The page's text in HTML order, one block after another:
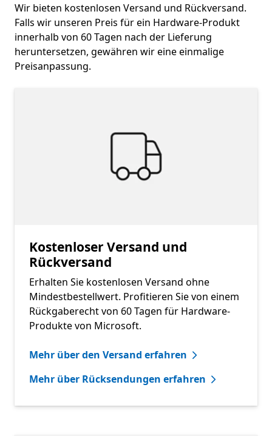
Wir bieten kostenlosen Versand und Rückversand.
Falls wir unseren Preis für ein Hardware-Produkt
innerhalb von 60 Tagen nach der Lieferung
heruntersetzen, gewähren wir eine einmalige
Preisanpassung.
Kostenloser Versand und
Rückversand
Erhalten Sie kostenlosen Versand ohne
Mindestbestellwert. Profitieren Sie von einem
Rückgaberecht von 60 Tagen für Hardware-
Produkte von Microsoft.
Mehr über den Versand erfahren
Mehr über Rücksendungen erfahren